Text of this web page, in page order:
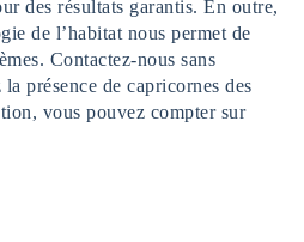
des résultats garantis. En outre,
de l’habitat nous permet de
Contactez-nous sans
présence de capricornes des
vous pouvez compter sur